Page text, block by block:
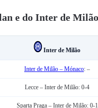
e do Inter de Milão
Inter de Milão
Inter de Milão – Mónaco: –
Lecce – Inter de Milão: 0-4
Sparta Praga – Inter de Milão: 0-1